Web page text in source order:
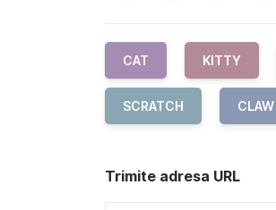
CAT KITTY
SCRATCH CLAW
Trimite adresa URL